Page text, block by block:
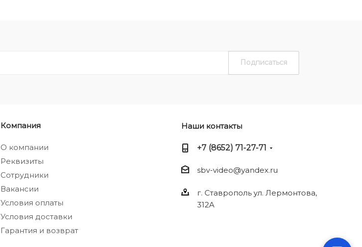
Компания
О компании
Реквизиты
Сотрудники
Вакансии
Условия оплаты
Условия доставки
Гарантия и возврат
Наши контакты
+7 (8652) 71-27-71
sbv-video@yandex.ru
г. Ставрополь ул. Лермонтова,
312А